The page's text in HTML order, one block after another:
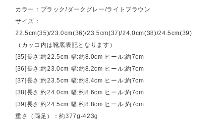
カラー：ブラック/ダークグレー/ライトブラウン
サイズ：
22.5cm(35)/23.0cm(36)/23.5cm(37)/24.0cm(38)/24.5cm(39)
（カッコ内は靴底表記となります）
[35]長さ:約22.5cm 幅:約8.0cm ヒール:約7cm
[36]長さ:約23.0cm 幅:約8.2cm ヒール:約7cm
[37]長さ:約23.5cm 幅:約8.4cm ヒール:約7cm
[38]長さ:約24.0cm 幅:約8.6cm ヒール:約7cm
[39]長さ:約24.5cm 幅:約8.8cm ヒール:約7cm
重さ（両足）：約377g-423g